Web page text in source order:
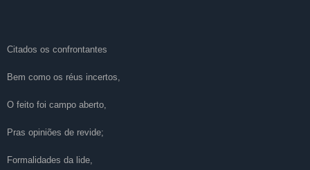
Citados os confrontantes
Bem como os réus incertos,
O feito foi campo aberto,
Pras opiniões de revide;
Formalidades da lide,